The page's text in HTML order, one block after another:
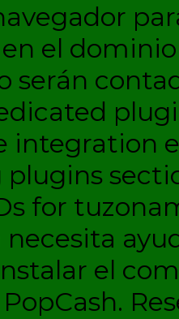
el
serán
integration
plugins
for
necesita
el